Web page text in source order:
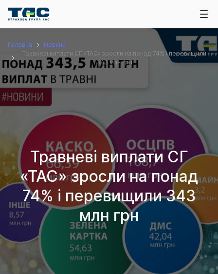
Головна
Новини
Травневі виплати СГ «ТАС» зросли на понад 74% і перевищили
343 млн грн
Травневі виплати СГ
«ТАС» зросли на понад
74% і перевищили 343
млн грн